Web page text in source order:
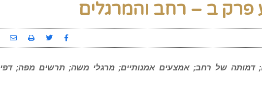
פרק ב – רחב והמרגלים
דמותה של רחב; אמצעים אמנותיים; מרגלי משה; תרשים מפה; דפי